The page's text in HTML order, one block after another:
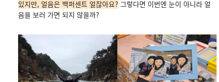
있지만, 얼음은 백퍼센트 얼잖아요? 그렇다면 이번엔 눈이 아니라 얼
음을 보러 가면 되지 않을까?